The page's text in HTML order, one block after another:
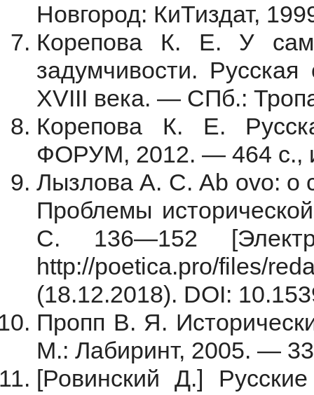
Новгород: КиТиздат,
Корепова К. Е. У
задумчивости.
XVIII века. — СПб.:
Корепова К. Е.
ФОРУМ, 2012. — 464 с.,
Лызлова А. С. Ab ovo: о
Проблемы
С. 136—152
http://poetica.pro/files/
(18.12.2018). DOI:
Пропп В. Я.
М.: Лабиринт, 2005. —
[Ровинский Д.]